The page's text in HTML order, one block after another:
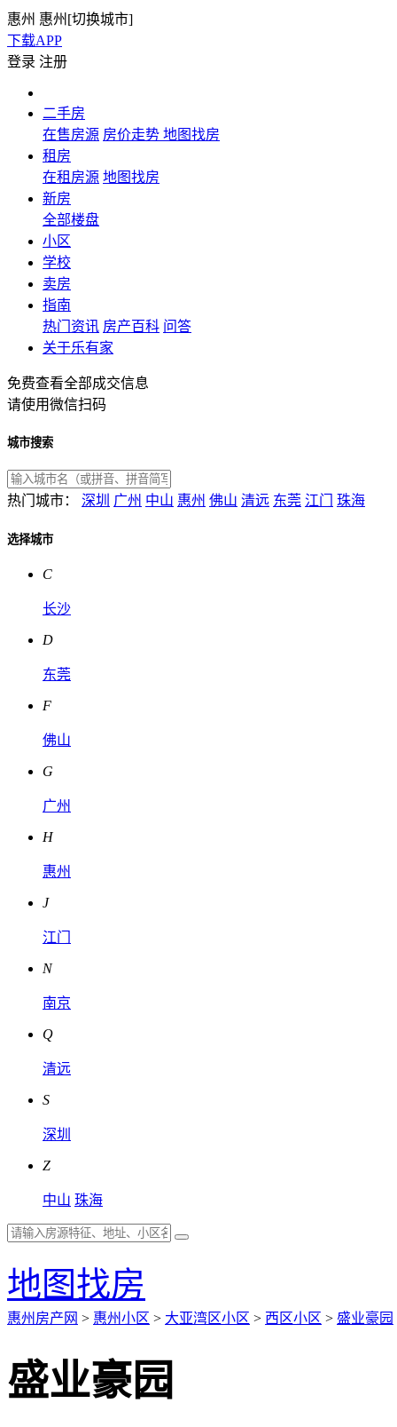
惠州 惠州[切换城市]
下载APP
登录 注册
二手房
在售房源 房价走势 地图找房
租房
在租房源 地图找房
新房
全部楼盘
小区
学校
卖房
指南
热门资讯 房产百科 问答
关于乐有家
免费查看全部成交信息
请使用微信扫码
城市搜索
热门城市： 深圳 广州 中山 惠州 佛山 清远 东莞 江门 珠海
选择城市
C
长沙
D
东莞
F
佛山
G
广州
H
惠州
J
江门
N
南京
Q
清远
S
深圳
Z
中山 珠海
地图找房
惠州房产网 > 惠州小区 > 大亚湾区小区 > 西区小区 > 盛业豪园
盛业豪园